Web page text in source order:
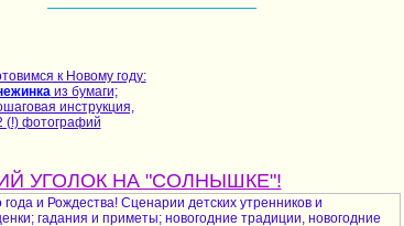
к Новому году:
из бумаги;
инструкция,
(!) фотографий
УГОЛОК НА "СОЛНЫШКЕ"!